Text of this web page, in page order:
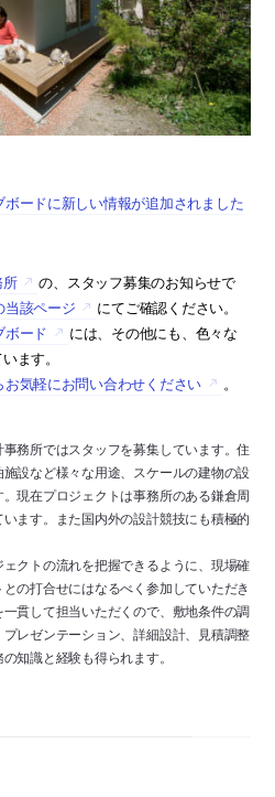
ードに新しい情報が追加されました
の、スタッフ募集のお知らせで
当該ページ
にてご確認ください。
ボード
には、その他にも、色々な
ます。
気軽にお問い合わせください
。
務所ではスタッフを募集しています。住
設など様々な用途、スケールの建物の設
現在プロジェクトは事務所のある鎌倉周
ます。また国内外の設計競技にも積極的
クトの流れを把握できるように、現場確
の打合せにはなるべく参加していただき
貫して担当いただくので、敷地条件の調
レゼンテーション、詳細設計、見積調整
知識と経験も得られます。